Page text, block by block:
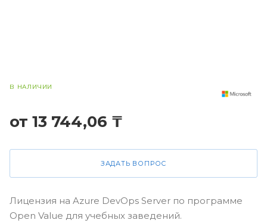
В НАЛИЧИИ
от 13 744,06 ₸
ЗАДАТЬ ВОПРОС
Лицензия на Azure DevOps Server по программе
Open Value для учебных заведений.